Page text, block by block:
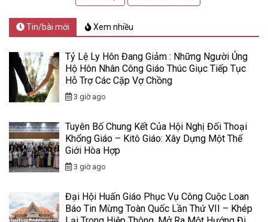
Tin/bài mới Xem nhiều
Tỷ Lệ Ly Hôn Đang Giảm : Những Người Ủng
Hộ Hôn Nhân Công Giáo Thúc Giục Tiếp Tục
Hỗ Trợ Các Cặp Vợ Chồng
3 giờ ago
Tuyên Bố Chung Kết Của Hội Nghị Đối Thoại
Khổng Giáo – Kitô Giáo: Xây Dựng Một Thế
Giới Hòa Hợp
3 giờ ago
Đại Hội Huấn Giáo Phục Vụ Công Cuộc Loan
Báo Tin Mừng Toàn Quốc Lần Thứ VII – Khép